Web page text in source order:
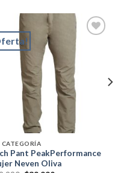
CATEGORÍA
Pant PeakPerformance
Neven Oliva